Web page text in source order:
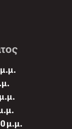
μ.μ.